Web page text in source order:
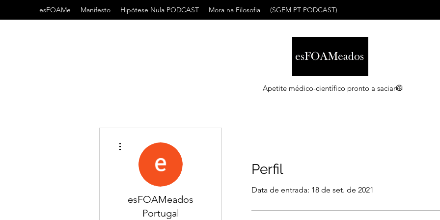
esFOAMe Manifesto Hipótese Nula PODCAST Mora na Filosofia (SGEM PT PODCAST)
Apetite médico-científico pronto a saciar🥼
Perfil
Data de entrada: 18 de set. de 2021
esFOAMeados
Portugal